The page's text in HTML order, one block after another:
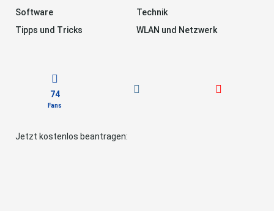
Software
Technik
Tipps und Tricks
WLAN und Netzwerk
74
Fans
Jetzt kostenlos beantragen: